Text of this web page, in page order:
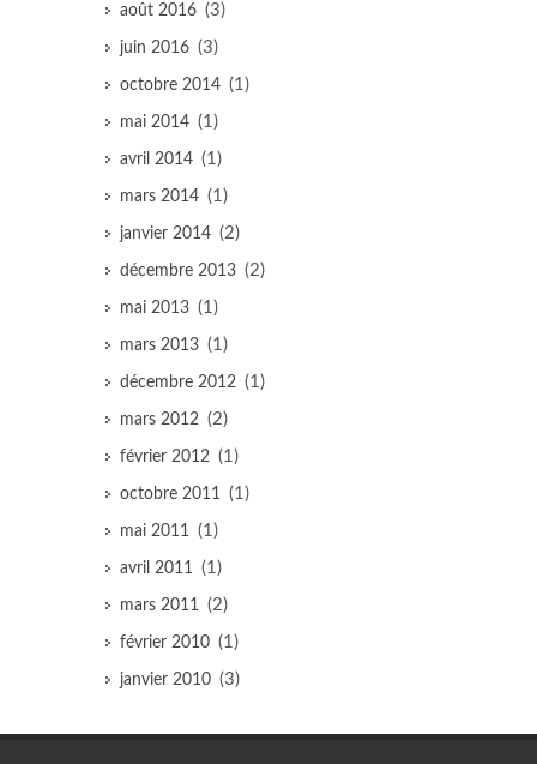
août 2016 (3)
juin 2016 (3)
octobre 2014 (1)
mai 2014 (1)
avril 2014 (1)
mars 2014 (1)
janvier 2014 (2)
décembre 2013 (2)
mai 2013 (1)
mars 2013 (1)
décembre 2012 (1)
mars 2012 (2)
février 2012 (1)
octobre 2011 (1)
mai 2011 (1)
avril 2011 (1)
mars 2011 (2)
février 2010 (1)
janvier 2010 (3)